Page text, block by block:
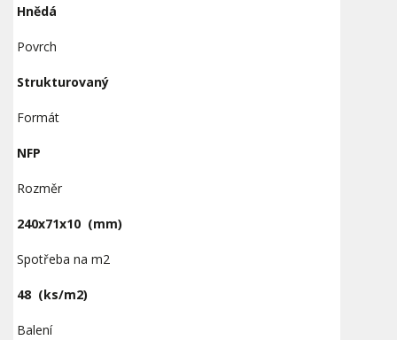
Hnědá
Povrch
Strukturovaný
Formát
NFP
Rozměr
240x71x10 (mm)
Spotřeba na m2
48 (ks/m2)
Balení